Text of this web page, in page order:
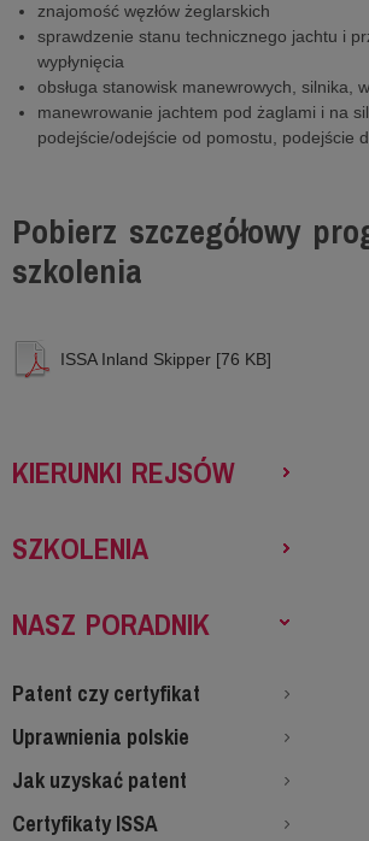
znajomość węzłów żeglarskich
sprawdzenie stanu technicznego jachtu i
wypłynięcia
obsługa stanowisk manewrowych, silnika,
manewrowanie jachtem pod żaglami i na
podejście/odejście od pomostu, podejście
Pobierz szczegółowy
szkolenia
ISSA Inland Skipper [76 KB]
KIERUNKI REJSÓW
SZKOLENIA
NASZ PORADNIK
Patent czy certyfikat
Uprawnienia polskie
Jak uzyskać patent
Certyfikaty ISSA